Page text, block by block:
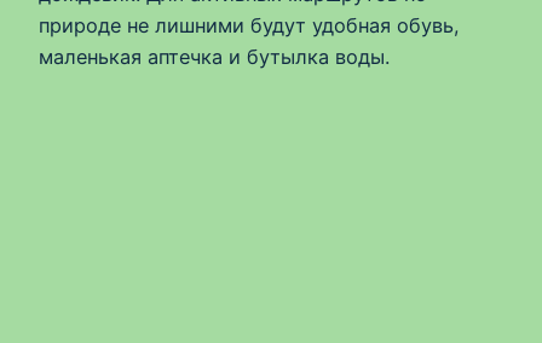
природе не лишними будут удобная обувь,
маленькая аптечка и бутылка воды.